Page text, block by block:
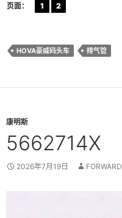
页面： 1 2
HOVA豪威码头车 排气管
康明斯
5662714X
2026年7月19日 FORWARD